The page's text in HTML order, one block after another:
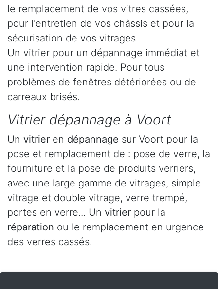
le remplacement de vos vitres cassées,
pour l'entretien de vos châssis et pour la
sécurisation de vos vitrages.
Un vitrier pour un dépannage immédiat et
une intervention rapide. Pour tous
problèmes de fenêtres détériorées ou de
carreaux brisés.
Vitrier dépannage à Voort
Un vitrier en dépannage sur Voort pour la
pose et remplacement de : pose de verre, la
fourniture et la pose de produits verriers,
avec une large gamme de vitrages, simple
vitrage et double vitrage, verre trempé,
portes en verre... Un vitrier pour la
réparation ou le remplacement en urgence
des verres cassés.